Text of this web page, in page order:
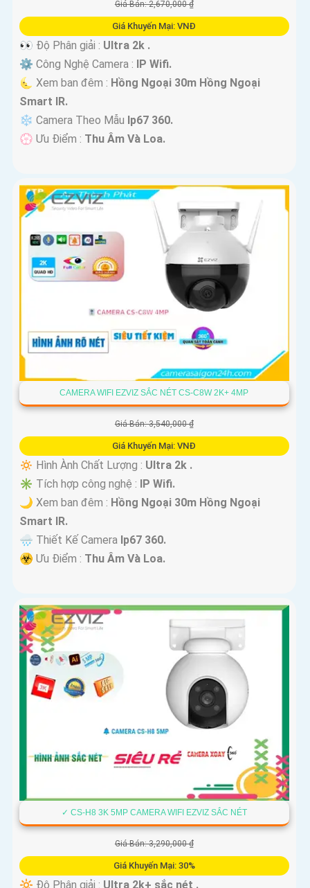
Giá Bán: 2,670,000 ₫
Giá Khuyến Mại: VNĐ
️
👀 Độ Phân giải : Ultra 2k .
⚙ Công Nghệ Camera :
IP Wifi.
🌜 Xem ban đêm : Hồng Ngoại 30m Hồng Ngoại
Smart IR.
❄ Camera Theo Mẫu Ip67 360.
️💮 Ưu Điểm : Thu Âm Và Loa.
CAMERA WIFI EZVIZ SẮC NÉT CS-C8W 2K+ 4MP
Giá Bán: 3,540,000 ₫
Giá Khuyến Mại: VNĐ
🔅 Hình Ành Chất Lượng : Ultra 2k .
✳️ Tích hợp công nghệ :
IP Wifi.
🌙 Xem ban đêm : Hồng Ngoại 30m Hồng Ngoại
Smart IR.
🌧️ Thiết Kế Camera Ip67 360.
️☣️ Ưu Điểm : Thu Âm Và Loa.
✓ CS-H8 3K 5MP CAMERA WIFI EZVIZ SẮC NÉT
Giá Bán: 3,290,000 ₫
Giá Khuyến Mại: 30%
🔆 Độ Phân giải : Ultra 2k+ sắc nét .